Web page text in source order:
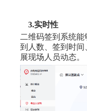
3.实时性
二维码签到系统
到人数、签到时
展现场人员动态。